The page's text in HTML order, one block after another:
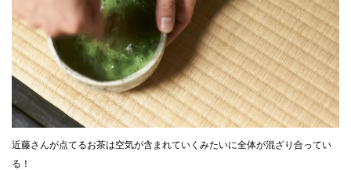
近藤さんが点てるお茶は空気が含まれていくみたいに全体が混ざり合ってい
る！